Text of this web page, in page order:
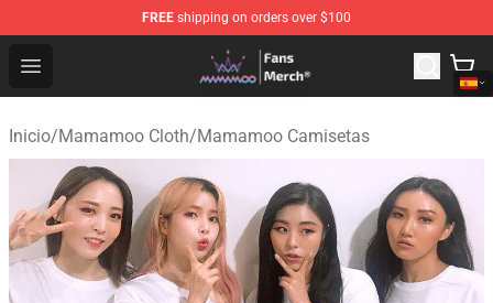
FREE shipping on orders over $100
Open menu
Mamamoo Store - Official Mamamoo Merchandise Shop
Inicio/Mamamoo Cloth/Mamamoo Camisetas